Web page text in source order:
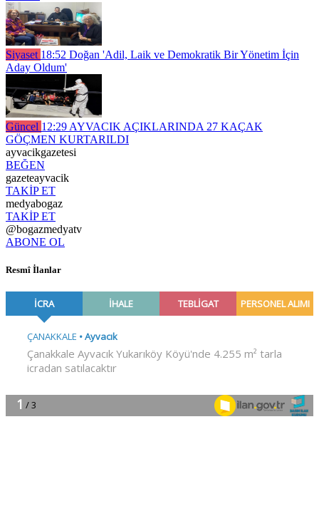
Siyaset 18:52 Doğan 'Adil, Laik ve Demokratik Bir Yönetim İçin
Aday Oldum'
Güncel 12:29 AYVACIK AÇIKLARINDA 27 KAÇAK
GÖÇMEN KURTARILDI
ayvacikgazetesi
BEĞEN
gazeteayvacik
TAKİP ET
medyabogaz
TAKİP ET
@bogazmedyatv
ABONE OL
Resmî İlanlar